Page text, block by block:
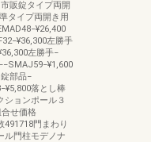
販錠タイプ両開
タイプ両開き用
左勝手
左勝手−
部品−
落とし棒
ションポール３
せ価格
491718門まわり
門柱モデノナ